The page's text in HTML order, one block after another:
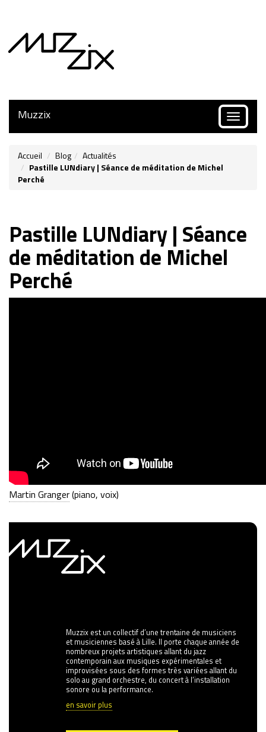
Toggle
Muzzix
Accueil Blog
Actualités
Pastille LUNdiary | Séance de méditation de Michel
Perché
Pastille LUNdiary | Séance
de méditation de Michel
Perché
Martin Granger(piano, voix)
Muzzix est un collectif d’une trentaine de musiciens
et musiciennes basé à Lille. Il porte chaque année de
nombreux projets artistiques allant du jazz
contemporain aux musiques expérimentales et
improvisées sous des formes très variées allant du
solo au grand orchestre, du concert à l’installation
sonore ou la performance.
en savoir plus